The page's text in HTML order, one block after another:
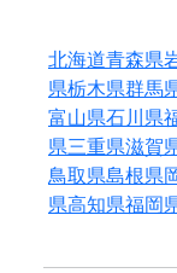
北海道青森県
県栃木県群馬
富山県石川県
県三重県滋賀
鳥取県島根県
県高知県福岡